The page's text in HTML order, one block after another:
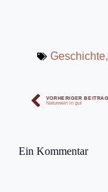
Geschichte,
VORHERIGER BEITRAG
Naturwein in gut
Ein Kommentar